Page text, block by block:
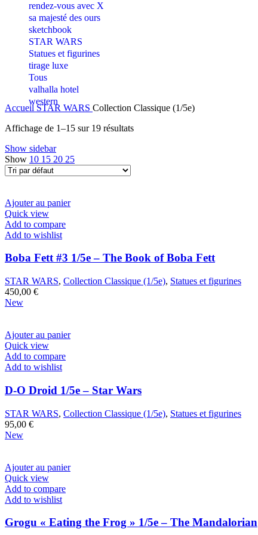
rendez-vous avec X
sa majesté des ours
sketchbook
STAR WARS
Statues et figurines
tirage luxe
Tous
valhalla hotel
western
Accueil STAR WARS Collection Classique (1/5e)
Affichage de 1–15 sur 19 résultats
Show sidebar
Show 10 15 20 25
Ajouter au panier
Quick view
Add to compare
Add to wishlist
Boba Fett #3 1/5e – The Book of Boba Fett
STAR WARS, Collection Classique (1/5e), Statues et figurines
450,00 €
New
Ajouter au panier
Quick view
Add to compare
Add to wishlist
D-O Droid 1/5e – Star Wars
STAR WARS, Collection Classique (1/5e), Statues et figurines
95,00 €
New
Ajouter au panier
Quick view
Add to compare
Add to wishlist
Grogu « Eating the Frog » 1/5e – The Mandalorian